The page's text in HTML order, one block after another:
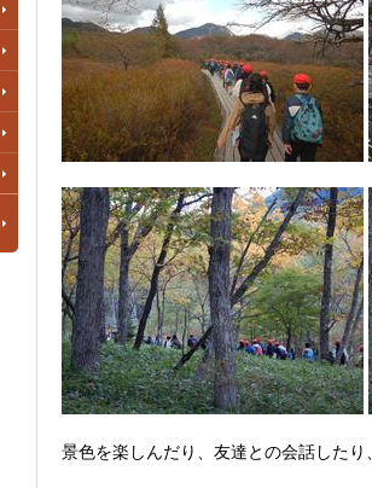
景色を楽しんだり、友達との会話したり